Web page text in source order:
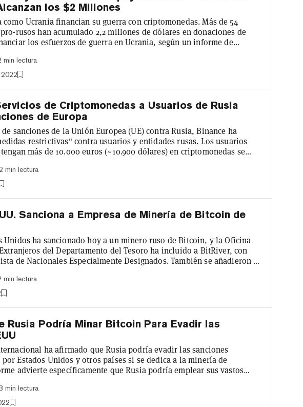
los $2 Millones
como Ucrania financian su guerra con criptomonedas. Más de 54
rusos han acumulado 2,2 millones de dólares en donaciones de
los esfuerzos de guerra en Ucrania, según un informe de
($1.45 millones) y Ethereum ($590.000), con "cantidades
también en Tether, Litecoin y Dogecoin. L...
min lectura
2022
de Criptomonedas a Usuarios de Rusia
de Europa
sanciones de la Unión Europea (UE) contra Rusia, Binance ha
restrictivas" contra usuarios y entidades rusas. Los usuarios
más de 10.000 euros (~10.900 dólares) en criptomonedas se
retiro", se lee en el anuncio de Binance. Esto significa que estas
ningún fondo, y se espera que l...
min lectura
Sanciona a Empresa de Minería de Bitcoin de
Unidos ha sancionado hoy a un minero ruso de Bitcoin, y la Oficina
del Departamento del Tesoro ha incluido a BitRiver, con
de Nacionales Especialmente Designados. También se añadieron a
Unidos sanciona a una empresa de minería de criptomonedas. Las
al presidente Vladi...
min lectura
Rusia Podría Minar Bitcoin Para Evadir las
ha afirmado que Rusia podría evadir las sanciones
Estados Unidos y otros países si se dedica a la minería de
advierte específicamente que Rusia podría emplear sus vastos
también podrían asignar más recursos para evadir las
minería. La minería de cadenas de bloques de...
min lectura